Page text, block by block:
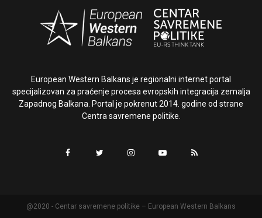
European Western Balkans je regionalni internet portal
specijalizovan za praćenje procesa evropskih integracija zemalja
Zapadnog Balkana. Portal je pokrenut 2014. godine od strane
Centra savremene politike.
@2020 - Centar savremene politike – European Western Balkans